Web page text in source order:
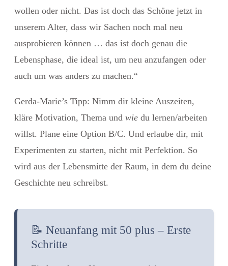
wollen oder nicht. Das ist doch das Schöne jetzt in
unserem Alter, dass wir Sachen noch mal neu
ausprobieren können … das ist doch genau die
Lebensphase, die ideal ist, um neu anzufangen oder
auch um was anders zu machen.“
Gerda-Marie’s Tipp: Nimm dir kleine Auszeiten,
kläre Motivation, Thema und wie du lernen/arbeiten
willst. Plane eine Option B/C. Und erlaube dir, mit
Experimenten zu starten, nicht mit Perfektion. So
wird aus der Lebensmitte der Raum, in dem du deine
Geschichte neu schreibst.
📝 Neuanfang mit 50 plus – Erste
Schritte